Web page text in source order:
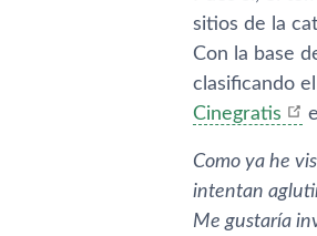
sitios de la
Con la base
clasificando
Cinegratis
Como ya he
intentan
Me gustarí­a